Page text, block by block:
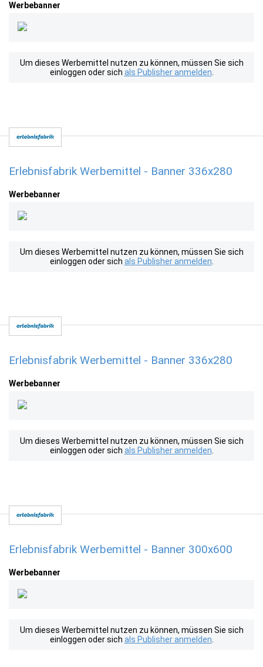
Werbebanner
Um dieses Werbemittel nutzen zu können, müssen Sie sich
einloggen oder sich als Publisher anmelden
Erlebnisfabrik Werbemittel - Banner 336x280
Werbebanner
Um dieses Werbemittel nutzen zu können, müssen Sie sich
einloggen oder sich als Publisher anmelden
Erlebnisfabrik Werbemittel - Banner 336x280
Werbebanner
Um dieses Werbemittel nutzen zu können, müssen Sie sich
einloggen oder sich als Publisher anmelden
Erlebnisfabrik Werbemittel - Banner 300x600
Werbebanner
Um dieses Werbemittel nutzen zu können, müssen Sie sich
einloggen oder sich als Publisher anmelden